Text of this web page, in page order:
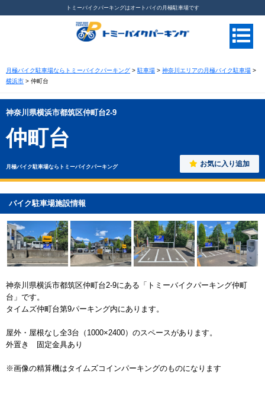
トミーバイクパーキングはオートバイの月極駐車場です
月極バイク駐車場ならトミーバイクパーキング > 駐車場 > 神奈川エリアの月極バイク駐車場 >
横浜市 > 仲町台
神奈川県横浜市都筑区仲町台2-9
仲町台
月極バイク駐車場ならトミーバイクパーキング お気に入り追加
バイク駐車場施設情報
神奈川県横浜市都筑区仲町台2-9にある「トミーバイクパーキング仲町
台」です。
タイムズ仲町台第9パーキング内にあります。
屋外・屋根なし全3台（1000×2400）のスペースがあります。
外置き 固定金具あり
※画像の精算機はタイムズコインパーキングのものになります